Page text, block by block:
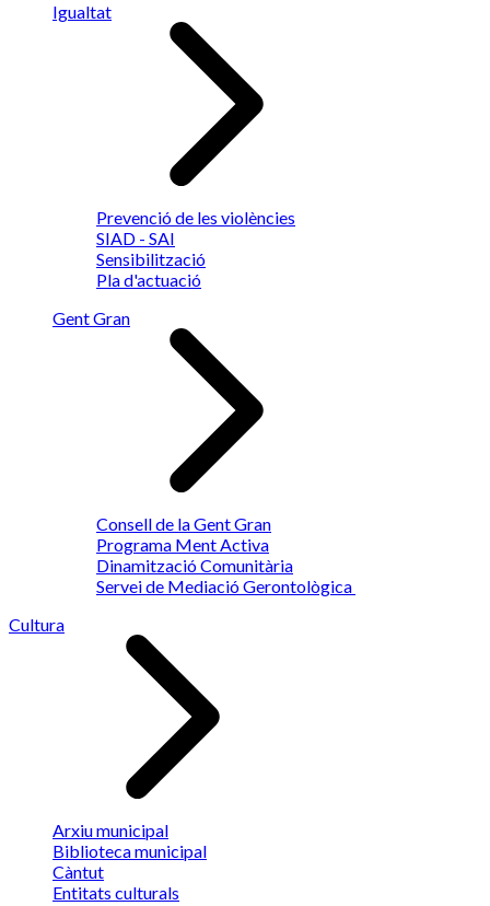
Igualtat
Prevenció de les violències
SIAD - SAI
Sensibilització
Pla d'actuació
Gent Gran
Consell de la Gent Gran
Programa Ment Activa
Dinamització Comunitària
Servei de Mediació Gerontològica
Cultura
Arxiu municipal
Biblioteca municipal
Càntut
Entitats culturals